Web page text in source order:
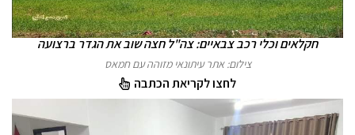
חקלאים וכלי רכב צבאיים: צה"ל חצה שוב את הגדר ברצועה
צילום: אתר עיתונאי מזוהה עם חמאס
לחצו לקריאת הכתבה